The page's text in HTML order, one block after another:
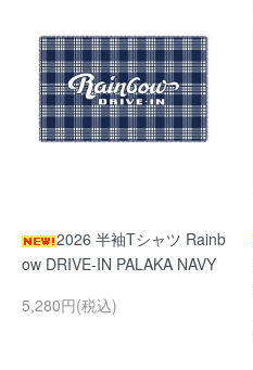
2026 半袖Tシャツ Rainb
ow DRIVE-IN PALAKA NAVY
5,280円(税込)